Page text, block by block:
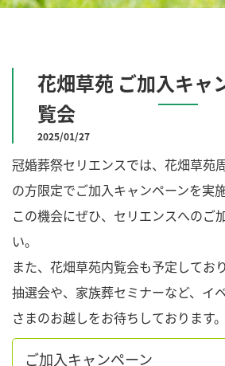
花畑草苑 ご加入キャ
覧会
2025/01/27
冠婚葬祭セリエンスでは、花畑草苑
の方限定でご加入キャンペーンを実
この機会にぜひ、セリエンスへのご
い。
また、花畑草苑内覧会も予定してお
抽選会や、家族葬セミナーなど、イ
さまのお越しをお待ちしております。
ご加入キャンペーン